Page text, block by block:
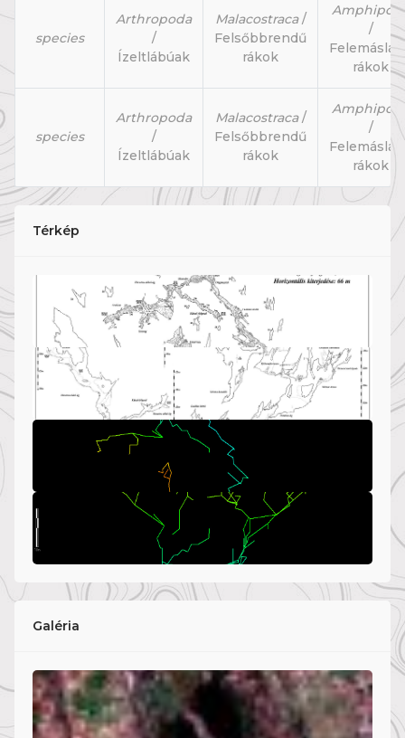
species
Arthropoda
/
Ízeltlábúak
Malacostraca/
Felsőbbrendű
rákok
/
rákok
species
Arthropoda
/
Ízeltlábúak
Malacostraca/
Felsőbbrendű
rákok
/
rákok
Térkép
Galéria